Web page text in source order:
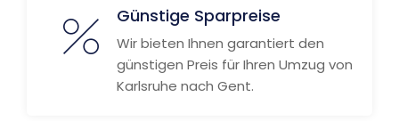
Günstige Sparpreise
Wir bieten Ihnen garantiert den
günstigen Preis für Ihren Umzug von
Karlsruhe nach Gent.